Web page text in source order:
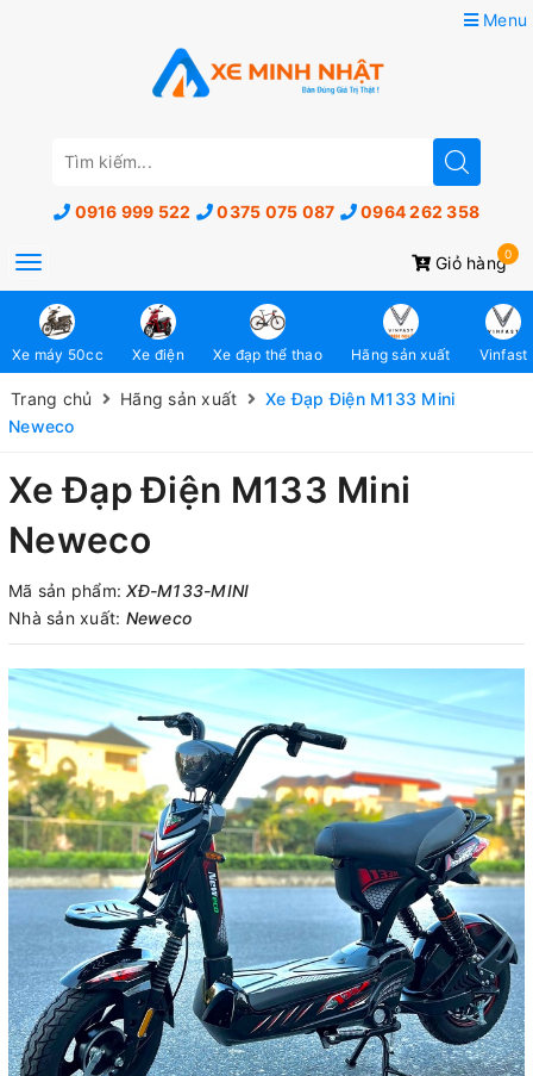
Menu
0916 999 522 0375 075 087 0964 262 358
Giỏ hàng0
Toggle
navigation
Xe máy 50cc Xe điện Xe đạp thể thao Hãng sản xuất Vinfast
Trang chủ Hãng sản xuất
Xe Đạp Điện M133 Mini
Neweco
Xe Đạp Điện M133 Mini
Neweco
Mã sản phẩm:XĐ-M133-MINI
Nhà sản xuất: Neweco